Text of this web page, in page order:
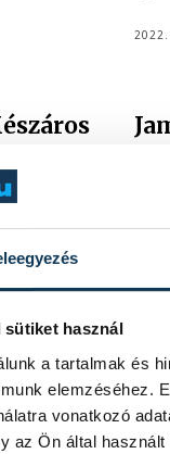
sütiket használ
a tartalmak és
elemzéséhez.
vonatkozó
az Ön által
2022.
a
hogy
A